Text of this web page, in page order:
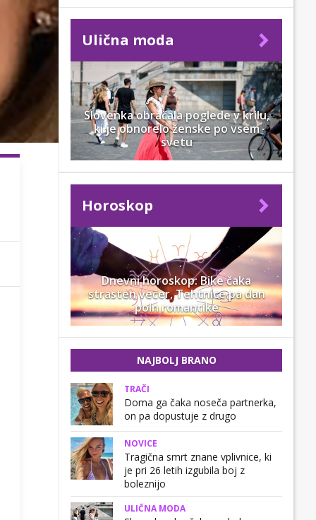
Ulična moda
Slovenka obračala poglede v krilu,
ki je obnorelo ženske po vsem
svetu
Horoskop
Dnevni horoskop: Bike čaka
strasten večer, Tehtnice pa dan
poln romantike
NAJBOLJ BRANO
TRAČI
Doma ga čaka noseča partnerka,
on pa dopustuje z drugo
NOVICE
Tragična smrt znane vplivnice, ki
je pri 26 letih izgubila boj z
boleznijo
ULIČNA MODA